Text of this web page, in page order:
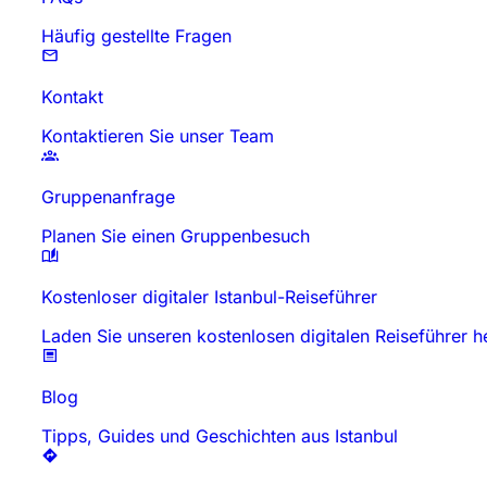
Häufig gestellte Fragen
Kontakt
Kontaktieren Sie unser Team
Gruppenanfrage
Planen Sie einen Gruppenbesuch
Kostenloser digitaler Istanbul-Reiseführer
Laden Sie unseren kostenlosen digitalen Reiseführer
Blog
Tipps, Guides und Geschichten aus Istanbul